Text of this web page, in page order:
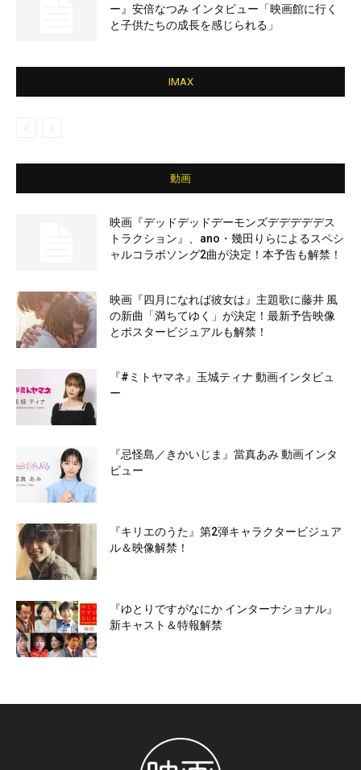
ー』安倍なつみ インタビュー「映画館に行く
と子供たちの成長を感じられる」
IMAX
動画
映画『デッドデッドデーモンズデデデデデス
トラクション』、ano・幾田りらによるスペシ
ャルコラボソング2曲が決定！本予告も解禁！
映画『四月になれば彼女は』主題歌に藤井 風
の新曲「満ちてゆく」が決定！最新予告映像
とポスタービジュアルも解禁！
『#ミトヤマネ』玉城ティナ 動画インタビュ
ー
『忌怪島／きかいじま』當真あみ 動画インタ
ビュー
『キリエのうた』第2弾キャラクタービジュア
ル＆映像解禁！
『ゆとりですがなにか インターナショナル』
新キャスト＆特報解禁